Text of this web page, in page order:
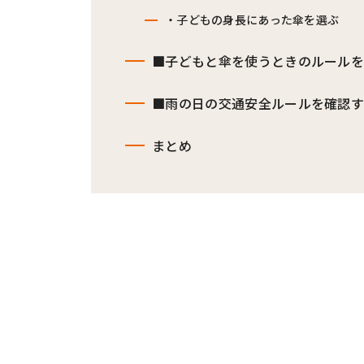
・子どもの身長にあった傘を選ぶ
■子どもと傘を使うときのルール
■雨の日の交通安全ルールを確認
まとめ